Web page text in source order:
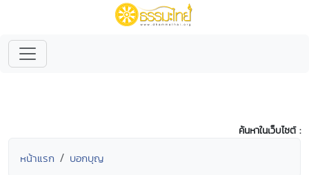
ค้นหาในเว็บไซต์ :
หน้าแรก บอกบุญ